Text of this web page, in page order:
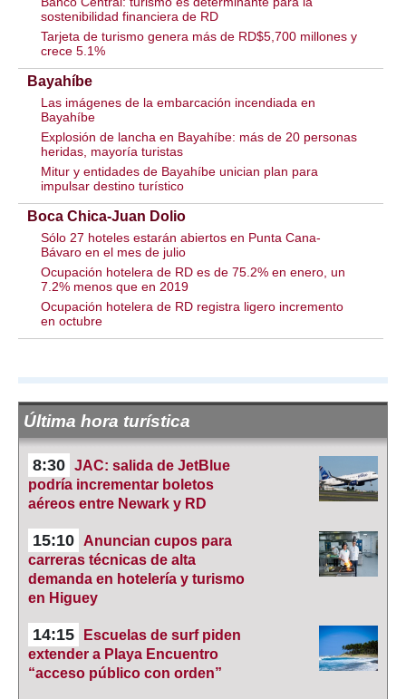
sostenibilidad financiera de RD
Tarjeta de turismo genera más de RD$5,700 millones y
crece 5.1%
Bayahíbe
Las imágenes de la embarcación incendiada en
Bayahíbe
Explosión de lancha en Bayahíbe: más de 20 personas
heridas, mayoría turistas
Mitur y entidades de Bayahíbe unician plan para
impulsar destino turístico
Boca Chica-Juan Dolio
Sólo 27 hoteles estarán abiertos en Punta Cana-
Bávaro en el mes de julio
Ocupación hotelera de RD es de 75.2% en enero, un
7.2% menos que en 2019
Ocupación hotelera de RD registra ligero incremento
en octubre
Última hora turística
8:30 JAC: salida de JetBlue
podría incrementar boletos
aéreos entre Newark y RD
15:10
Anuncian cupos para
carreras técnicas de alta
demanda en hotelería y turismo
en Higuey
14:15
Escuelas de surf piden
extender a Playa Encuentro
“acceso público con orden”